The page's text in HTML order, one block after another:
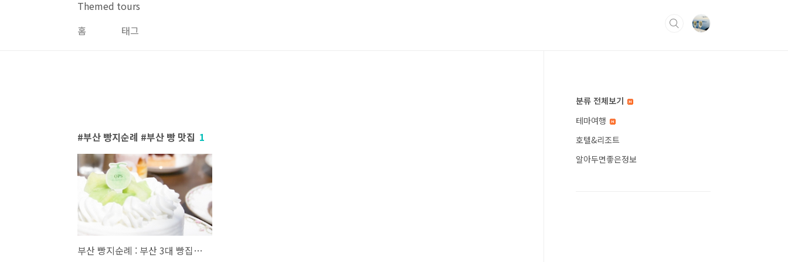
Themed tours
홈
태그
부산 빵지순례 #부산 빵 맛집 1
부산 빵지순례 : 부산 3대 빵집부터 요즘 핫한 빵 맛집까지
분류 전체보기
테마여행
호텔&리조트
알아두면좋은정보